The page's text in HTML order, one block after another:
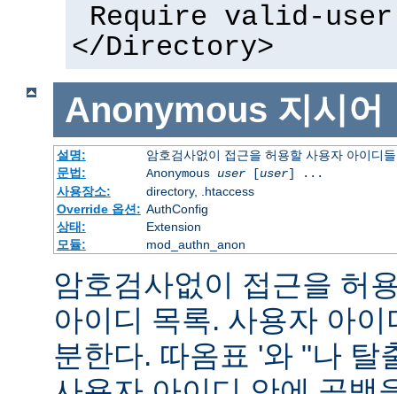
Require valid-user
</Directory>
Anonymous 지시어
설명:
암호검사없이 접근을 허용할 사용자 아이디
문법:
Anonymous user[user] ...
사용장소:
directory, .htaccess
Override 옵션: AuthConfig
상태:
Extension
모듈:
mod_authn_anon
암호검사없이 접근을 허
아이디 목록. 사용자 아
분한다. 따옴표 '와 "나 탈